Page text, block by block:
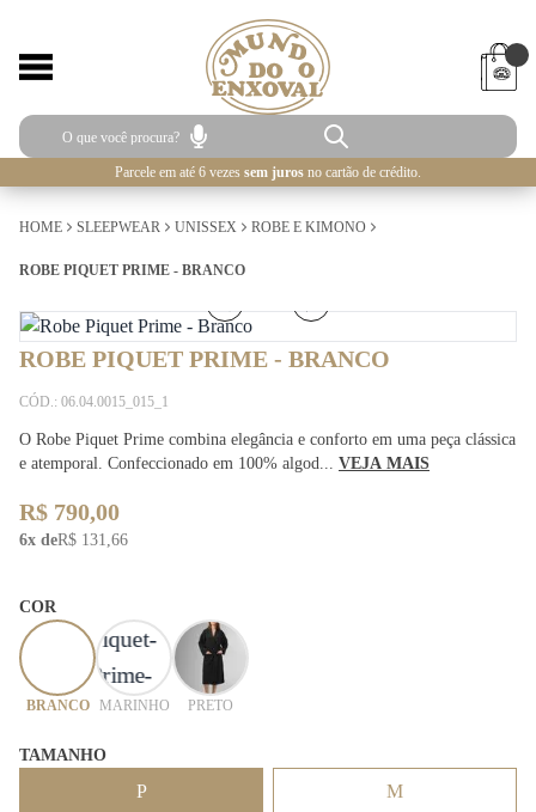
Parcele em até 6 vezes sem juros no cartão de crédito.
HOME SLEEPWEAR UNISSEX ROBE E KIMONO
ROBE PIQUET PRIME - BRANCO
ROBE PIQUET PRIME - BRANCO
CÓD.: 06.04.0015_015_1
O Robe Piquet Prime combina elegância e conforto em uma peça clássica
e atemporal. Confeccionado em 100% algod... VEJA MAIS
R$ 790,00
6x deR$ 131,66
COR
BRANCO MARINHO PRETO
TAMANHO
P M